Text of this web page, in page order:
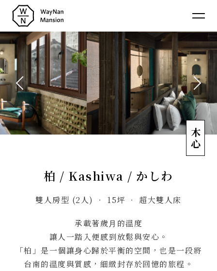
蔚
南
裏
民
宿
介紹 About
消息 News
房型 Room
聯絡 Contact 木心
柏 / Kashiwa / かしわ
雙人房型 (2人) ‧ 15坪 ‧ 超大雙人床
承載著歲⽉的溫度
讓⼈⼀踏入便感到放鬆與安⼼。
「柏」是⼀個讓⾝⼼歸於平衡的空間，也是⼀段將
台南的溫度與質感，細緻封存於回憶的旅程。